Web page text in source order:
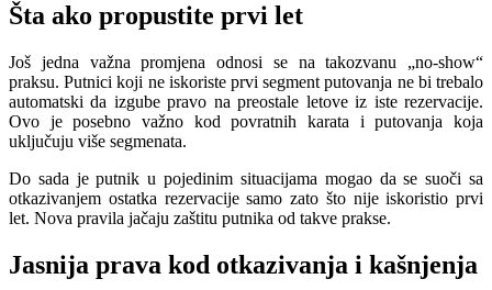
Šta ako propustite prvi let
Još jedna važna promjena odnosi se na takozvanu „no-show“
praksu. Putnici koji ne iskoriste prvi segment putovanja ne bi trebalo
automatski da izgube pravo na preostale letove iz iste rezervacije.
Ovo je posebno važno kod povratnih karata i putovanja koja
uključuju više segmenata.
Do sada je putnik u pojedinim situacijama mogao da se suoči sa
otkazivanjem ostatka rezervacije samo zato što nije iskoristio prvi
let. Nova pravila jačaju zaštitu putnika od takve prakse.
Jasnija prava kod otkazivanja i kašnjenja